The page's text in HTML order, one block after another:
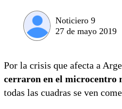
Noticiero 9
27 de mayo 2019
Por la crisis que afecta a
cerraron en el microcentro
todas las cuadras se ven